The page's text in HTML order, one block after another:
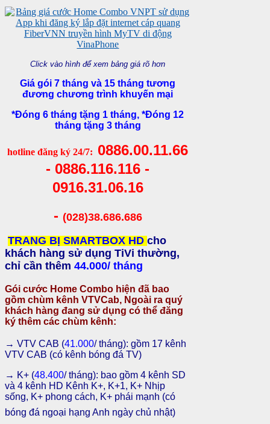
Click vào hình để xem bảng giá rõ hơn
Giá gói 7 tháng và 15 tháng tương
đương chương trình khuyến mại
*Đóng 6 tháng tặng 1 tháng, *Đóng 12
tháng tặng 3 tháng
hotline đăng ký 24/7: 0886.00.11.66
- 0886.116.116 -
0916.31.06.16
- (028)38.686.686
TRANG BỊ SMARTBOX HD cho
khách hàng sử dụng TiVi thường,
chỉ cần thêm 44.000/ tháng
Gói cước Home Combo hiện đã bao
gồm chùm kênh VTVCab, Ngoài ra quý
khách hàng đang sử dụng có thể đăng
ký thêm các chùm kênh:
→ VTV CAB (41.000/ tháng): gồm 17 kênh
VTV CAB (có kênh bóng đá TV)
→ K+ (48.400/ tháng): bao gồm 4 kênh SD
và 4 kênh HD Kênh K+, K+1, K+ Nhịp
sống, K+ phong cách, K+ phái mạnh (có
bóng đá ngoại hạng Anh ngày chủ nhật)